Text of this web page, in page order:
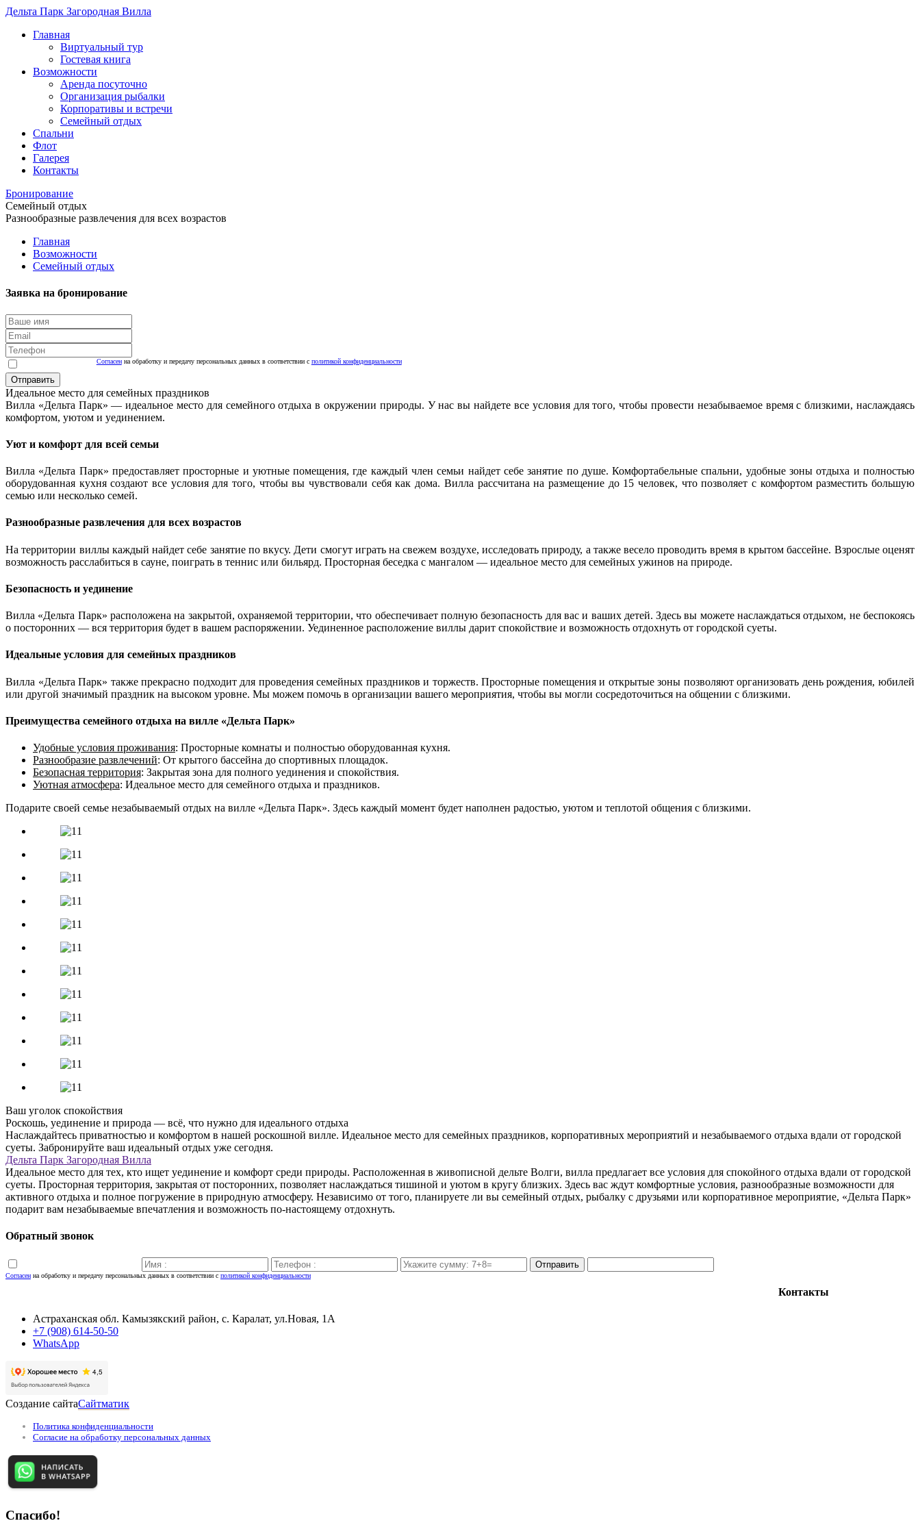
Дельта Парк Загородная Вилла
Главная
Виртуальный тур
Гостевая книга
Возможности
Аренда посуточно
Организация рыбалки
Корпоративы и встречи
Семейный отдых
Спальни
Флот
Галерея
Контакты
Бронирование
Семейный отдых
Разнообразные развлечения для всех возрастов
Главная
Возможности
Семейный отдых
Заявка на бронирование
Согласенна обработку и передачу персональных данных в соответствии с политикой конфиденциальности
Идеальное место для семейных праздников
Вилла «Дельта Парк» — идеальное место для семейного отдыха в окружении природы. У нас вы найдете все условия для того, чтобы провести незабываемое время с близкими, наслаждаясь
комфортом, уютом и уединением.
Уют и комфорт для всей семьи
Вилла «Дельта Парк» предоставляет просторные и уютные помещения, где каждый член семьи найдет себе занятие по душе. Комфортабельные спальни, удобные зоны отдыха и полностью
оборудованная кухня создают все условия для того, чтобы вы чувствовали себя как дома. Вилла рассчитана на размещение до 15 человек, что позволяет с комфортом разместить большую
семью или несколько семей.
Разнообразные развлечения для всех возрастов
На территории виллы каждый найдет себе занятие по вкусу. Дети смогут играть на свежем воздухе, исследовать природу, а также весело проводить время в крытом бассейне. Взрослые оценят
возможность расслабиться в сауне, поиграть в теннис или бильярд. Просторная беседка с мангалом — идеальное место для семейных ужинов на природе.
Безопасность и уединение
Вилла «Дельта Парк» расположена на закрытой, охраняемой территории, что обеспечивает полную безопасность для вас и ваших детей. Здесь вы можете наслаждаться отдыхом, не беспокоясь
о посторонних — вся территория будет в вашем распоряжении. Уединенное расположение виллы дарит спокойствие и возможность отдохнуть от городской суеты.
Идеальные условия для семейных праздников
Вилла «Дельта Парк» также прекрасно подходит для проведения семейных праздников и торжеств. Просторные помещения и открытые зоны позволяют организовать день рождения, юбилей
или другой значимый праздник на высоком уровне. Мы можем помочь в организации вашего мероприятия, чтобы вы могли сосредоточиться на общении с близкими.
Преимущества семейного отдыха на вилле «Дельта Парк»
Удобные условия проживания: Просторные комнаты и полностью оборудованная кухня.
Разнообразие развлечений: От крытого бассейна до спортивных площадок.
Безопасная территория: Закрытая зона для полного уединения и спокойствия.
Уютная атмосфера: Идеальное место для семейного отдыха и праздников.
Подарите своей семье незабываемый отдых на вилле «Дельта Парк». Здесь каждый момент будет наполнен радостью, уютом и теплотой общения с близкими.
Ваш уголок спокойствия
Роскошь, уединение и природа — всё, что нужно для идеального отдыха
Наслаждайтесь приватностью и комфортом в нашей роскошной вилле. Идеальное место для семейных праздников, корпоративных мероприятий и незабываемого отдыха вдали от городской
суеты. Забронируйте ваш идеальный отдых уже сегодня.
Дельта Парк Загородная Вилла
Идеальное место для тех, кто ищет уединение и комфорт среди природы. Расположенная в живописной дельте Волги, вилла предлагает все условия для спокойного отдыха вдали от городской
суеты. Просторная территория, закрытая от посторонних, позволяет наслаждаться тишиной и уютом в кругу близких. Здесь вас ждут комфортные условия, разнообразные возможности для
активного отдыха и полное погружение в природную атмосферу. Независимо от того, планируете ли вы семейный отдых, рыбалку с друзьями или корпоративное мероприятие, «Дельта Парк»
подарит вам незабываемые впечатления и возможность по-настоящему отдохнуть.
Обратный звонок
Согласен на обработку и передачу персональных данных в соответствии с политикой конфиденциальности
Отправить
Контакты
Астраханская обл. Камызякский район, с. Каралат, ул.Новая, 1А
+7 (908) 614-50-50
WhatsApp
Создание сайтаСайтматик
Политика конфиденциальности
Согласие на обработку персональных данных
Спасибо!